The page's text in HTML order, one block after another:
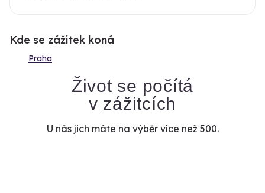
Kde se zážitek koná
Praha
Život se počítá
v zážitcích
U nás jich máte na výběr více než 500.